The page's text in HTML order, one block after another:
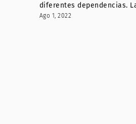
diferentes dependencias.
Ago 1, 2022